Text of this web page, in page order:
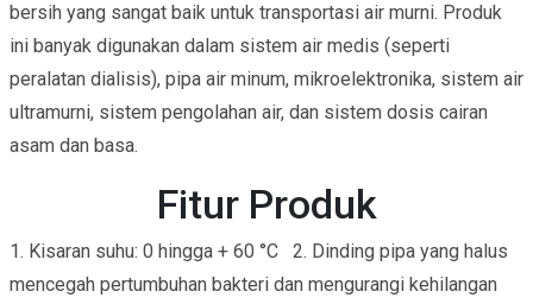
bersih yang sangat baik untuk transportasi air murni. Produk
ini banyak digunakan dalam sistem air medis (seperti
peralatan dialisis), pipa air minum, mikroelektronika, sistem air
ultramurni, sistem pengolahan air, dan sistem dosis cairan
asam dan basa.
Fitur Produk
1. Kisaran suhu: 0 hingga + 60 °C 2. Dinding pipa yang halus
mencegah pertumbuhan bakteri dan mengurangi kehilangan